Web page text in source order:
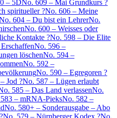
– 5DNo. 609 – Mai Grundkurs ?
spiritueller ?No. 606 – Meine
604 – Du bist ein LehrerNo.
No. 600 – Weisses oder
Kontakte ?No. 598 – Die Elite
No. 596 –
löschenNo. 594 –
No. 592 –
No. 590 – Egregoren ?
Jod ?No. 587 – Lügen erlaubt
585 – Das Land verlassenNo.
– mRNA-PieksNo. 582 –
No. 580+ – Sonderausgabe – Abo
No. 579 – Nürnberger Kodex ?No.